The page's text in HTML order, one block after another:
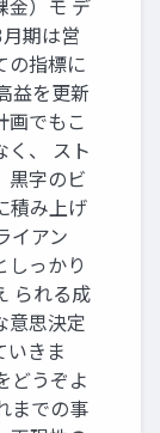
金）モ デ
期は営
の指標に
益を更新
画でもこ
く、 スト
黒字のビ
積み上げ
イアン
しっかり
られる成
意思決定
いきま
どうぞよ
までの事